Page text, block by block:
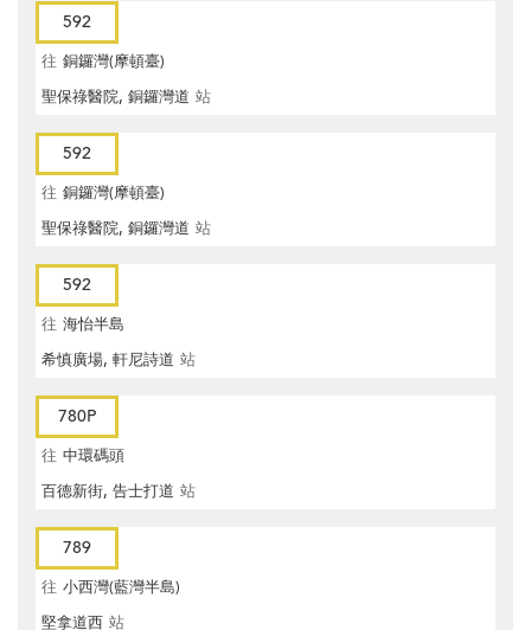
592
往 銅鑼灣(摩頓臺)
聖保祿醫院, 銅鑼灣道 站
592
往 銅鑼灣(摩頓臺)
聖保祿醫院, 銅鑼灣道 站
592
往 海怡半島
希慎廣場, 軒尼詩道 站
780P
往 中環碼頭
百德新街, 告士打道 站
789
往 小西灣(藍灣半島)
堅拿道西 站